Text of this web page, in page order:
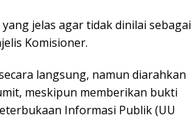
jelas agar tidak dinilai sebagai
Komisioner.
langsung, namun diarahkan
meskipun memberikan bukti
Informasi Publik (UU